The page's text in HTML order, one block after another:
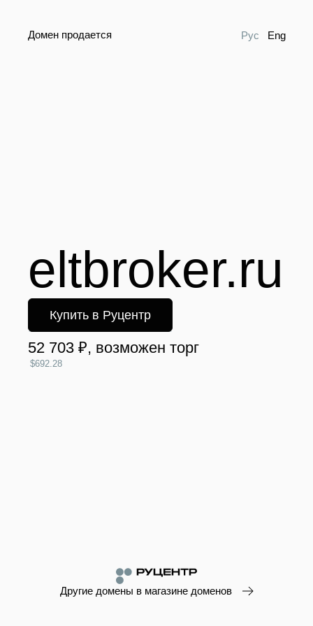
Домен продается Рус Eng
eltbroker.ru
Купить в Руцентр
52 703 ₽, возможен торг
$692.28
Другие домены в магазине доменов